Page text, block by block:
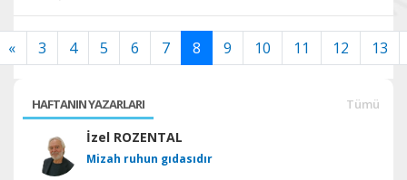
« 3 4 5 6 7 8 9 10 11 12 13
HAFTANIN YAZARLARI Tümü
İzel ROZENTAL
Mizah ruhun gıdasıdır